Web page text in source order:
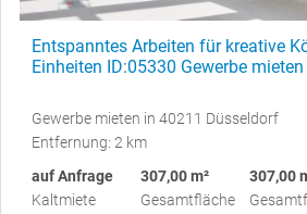
Entspanntes Arbeiten für kreative
Einheiten ID:05330 Gewerbe mieten
Gewerbe mieten in 40211 Düsseldorf
Entfernung: 2 km
auf Anfrage
Kaltmiete
307,00 m²
Gesamtfläche
307,00